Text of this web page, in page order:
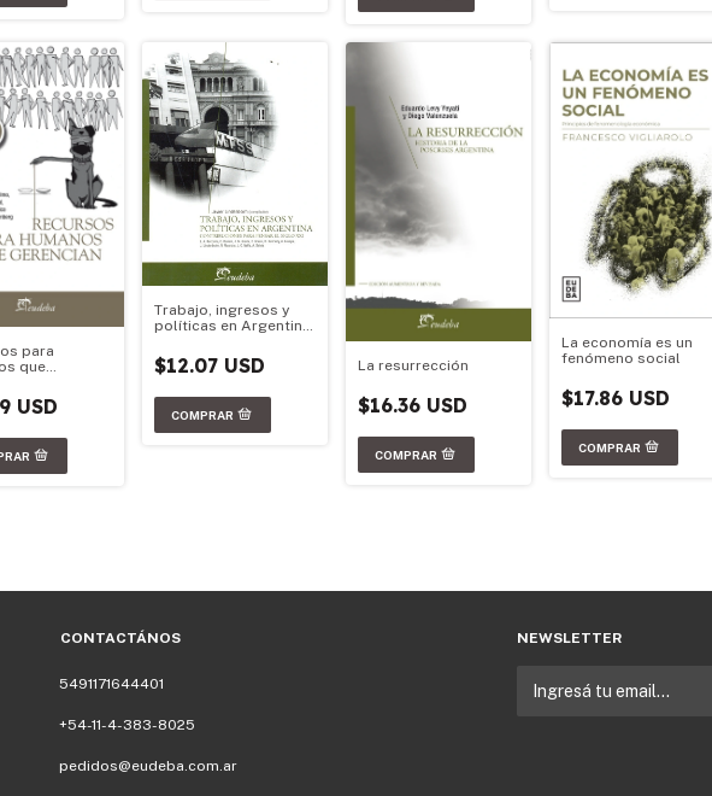
para
que
USD
Trabajo, ingresos y
políticas en Argentina:
pensar el siglo XXI
$12.07 USD La resurrección
$16.36 USD
La economía es un
fenómeno social
$17.86 USD
CONTACTÁNOS
5491171644401
+54-11-4-383-8025
pedidos@eudeba.com.ar
NEWSLETTER